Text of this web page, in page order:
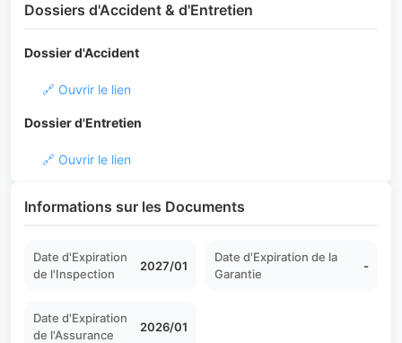
Dossiers d'Accident & d'Entretien
Dossier d'Accident
🔗 Ouvrir le lien
Dossier d'Entretien
🔗 Ouvrir le lien
Informations sur les Documents
Date d'Expiration
de l'Inspection
2027/01
Date d'Expiration de la
Garantie
-
Date d'Expiration
de l'Assurance
2026/01